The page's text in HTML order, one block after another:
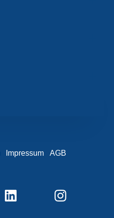
Impressum
AGB